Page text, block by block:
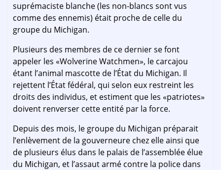
suprémaciste blanche (les non-blancs sont vus
comme des ennemis) était proche de celle du
groupe du Michigan.
Plusieurs des membres de ce dernier se font
appeler les «Wolverine Watchmen», le carcajou
étant l’animal mascotte de l’État du Michigan. Il
rejettent l’État fédéral, qui selon eux restreint les
droits des individus, et estiment que les «patriotes»
doivent renverser cette entité par la force.
Depuis des mois, le groupe du Michigan préparait
l’enlèvement de la gouverneure chez elle ainsi que
de plusieurs élus dans le palais de l’assemblée élue
du Michigan, et l’assaut armé contre la police dans